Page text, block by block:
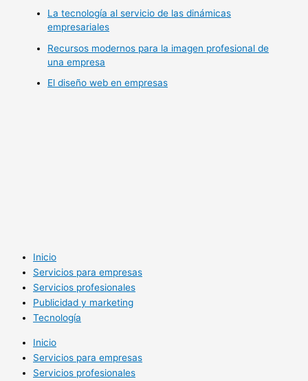
La tecnología al servicio de las dinámicas
empresariales
Recursos modernos para la imagen profesional de
una empresa
El diseño web en empresas
Inicio
Servicios para empresas
Servicios profesionales
Publicidad y marketing
Tecnología
Inicio
Servicios para empresas
Servicios profesionales